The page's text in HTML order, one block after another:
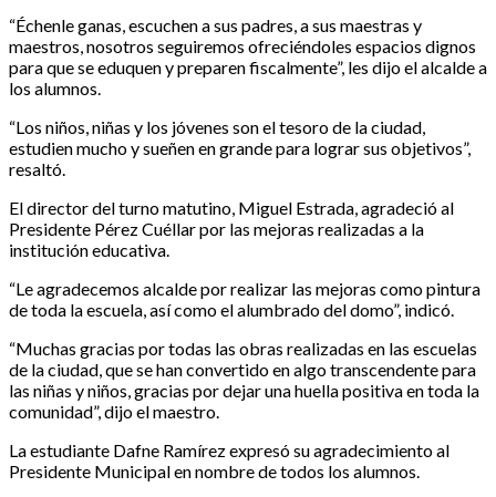
“Échenle ganas, escuchen a sus padres, a sus maestras y
maestros, nosotros seguiremos ofreciéndoles espacios dignos
para que se eduquen y preparen fiscalmente”, les dijo el alcalde a
los alumnos.
“Los niños, niñas y los jóvenes son el tesoro de la ciudad,
estudien mucho y sueñen en grande para lograr sus objetivos”,
resaltó.
El director del turno matutino, Miguel Estrada, agradeció al
Presidente Pérez Cuéllar por las mejoras realizadas a la
institución educativa.
“Le agradecemos alcalde por realizar las mejoras como pintura
de toda la escuela, así como el alumbrado del domo”, indicó.
“Muchas gracias por todas las obras realizadas en las escuelas
de la ciudad, que se han convertido en algo transcendente para
las niñas y niños, gracias por dejar una huella positiva en toda la
comunidad”, dijo el maestro.
La estudiante Dafne Ramírez expresó su agradecimiento al
Presidente Municipal en nombre de todos los alumnos.